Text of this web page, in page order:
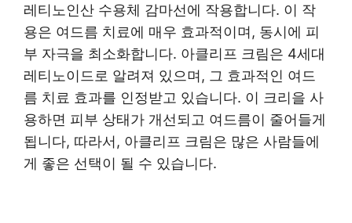
레티노인산 수용체 감마선에 작용합니다. 이 작
용은 여드름 치료에 매우 효과적이며, 동시에 피
부 자극을 최소화합니다. 아클리프 크림은 4세대
레티노이드로 알려져 있으며, 그 효과적인 여드
름 치료 효과를 인정받고 있습니다. 이 크리을 사
용하면 피부 상태가 개선되고 여드름이 줄어들게
됩니다, 따라서, 아클리프 크림은 많은 사람들에
게 좋은 선택이 될 수 있습니다.